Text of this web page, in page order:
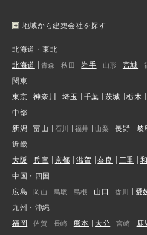
地域から建築会社を探す
北海道・東北
北海道
青森 秋田 岩手 山形 宮城
関東
東京
神奈川 埼玉 千葉 茨城 栃木
中部
新潟
富山 石川 福井 山梨 長野 岐
近畿
大阪
兵庫 京都 滋賀 奈良 三重
中国・四国
広島
岡山 鳥取 島根 山口 香川 愛
九州・沖縄
福岡
佐賀 長崎 熊本 大分 宮崎 鹿